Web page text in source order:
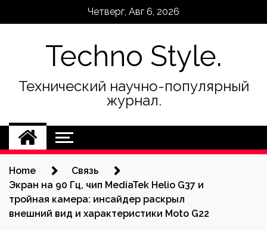
Четверг, Авг 6, 2026
Techno Style.
Технический научно-популярный
журнал.
Home
Связь
Экран на 90 Гц, чип MediaTek Helio G37 и
тройная камера: инсайдер раскрыл
внешний вид и характеристики Moto G22